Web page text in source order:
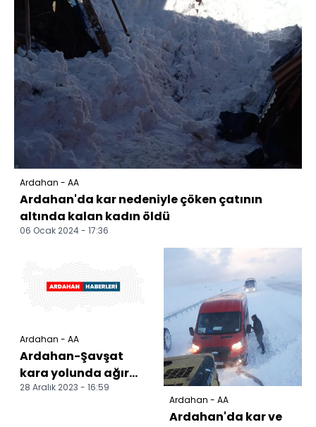
Ardahan - AA
Ardahan'da kar nedeniyle çöken çatının
altında kalan kadın öldü
06 Ocak 2024 - 17:36
Ardahan - AA
Ardahan-Şavşat
kara yolunda ağır
tonajlı araçların
28 Aralık 2023 - 16:59
Ardahan - AA
Ardahan'da kar ve